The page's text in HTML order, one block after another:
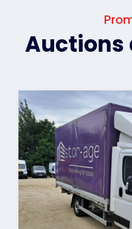
Auctions